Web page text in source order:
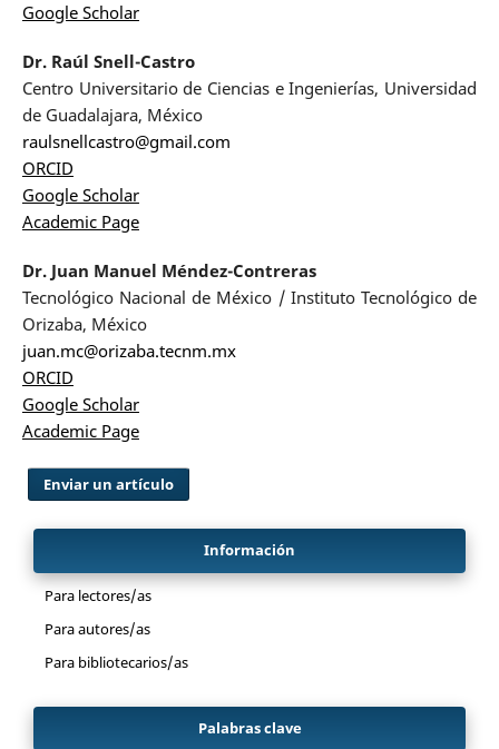
Google Scholar
Dr. Raúl Snell-Castro
Centro Universitario de Ciencias e Ingenierías, Universidad
de Guadalajara, México
raulsnellcastro@gmail.com
ORCID
Google Scholar
Academic Page
Dr. Juan Manuel Méndez-Contreras
Tecnológico Nacional de México / Instituto Tecnológico de
Orizaba, México
juan.mc@orizaba.tecnm.mx
ORCID
Google Scholar
Academic Page
Dijiste:
Enviar un artículo
Información
Para lectores/as
Para autores/as
Para bibliotecarios/as
Palabras clave